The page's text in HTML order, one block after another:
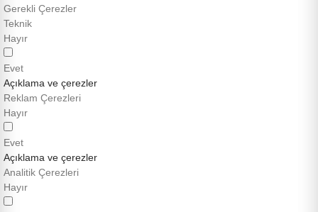
Gerekli Çerezler
Teknik
Hayır
Evet
Açıklama ve çerezler
Reklam Çerezleri
Hayır
Evet
Açıklama ve çerezler
Analitik Çerezleri
Hayır
Hazır Paketler
Proteinli Toz İçecekler
Takviyeleri